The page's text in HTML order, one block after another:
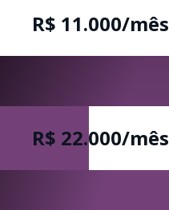
R$ 11.000/mês
R$ 22.000/mês